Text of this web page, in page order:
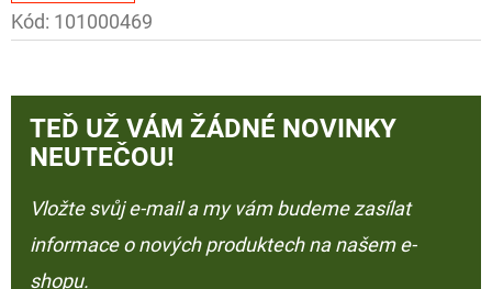
Kód: 101000469
TEĎ UŽ VÁM ŽÁDNÉ NOVINKY
NEUTEČOU!
Vložte svůj e-mail a my vám budeme zasílat
informace o nových produktech na našem e-
shopu.